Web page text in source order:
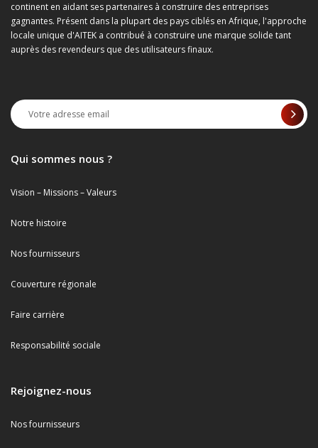
continent en aidant ses partenaires à construire des entreprises
gagnantes. Présent dans la plupart des pays ciblés en Afrique, l'approche
locale unique d'AITEK a contribué à construire une marque solide tant
auprès des revendeurs que des utilisateurs finaux.
Qui sommes nous ?
Vision – Missions – Valeurs
Notre histoire
Nos fournisseurs
Couverture régionale
Faire carrière
Responsabilité sociale
Rejoignez-nous
Nos fournisseurs